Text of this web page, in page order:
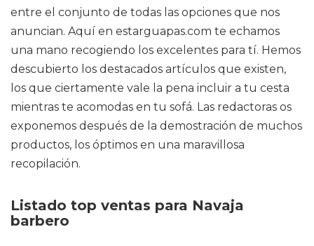
entre el conjunto de todas las opciones que nos
anuncian. Aquí en estarguapas.com te echamos
una mano recogiendo los excelentes para tí. Hemos
descubierto los destacados artículos que existen,
los que ciertamente vale la pena incluir a tu cesta
mientras te acomodas en tu sofá. Las redactoras os
exponemos después de la demostración de muchos
productos, los óptimos en una maravillosa
recopilación.
Listado top ventas para Navaja
barbero